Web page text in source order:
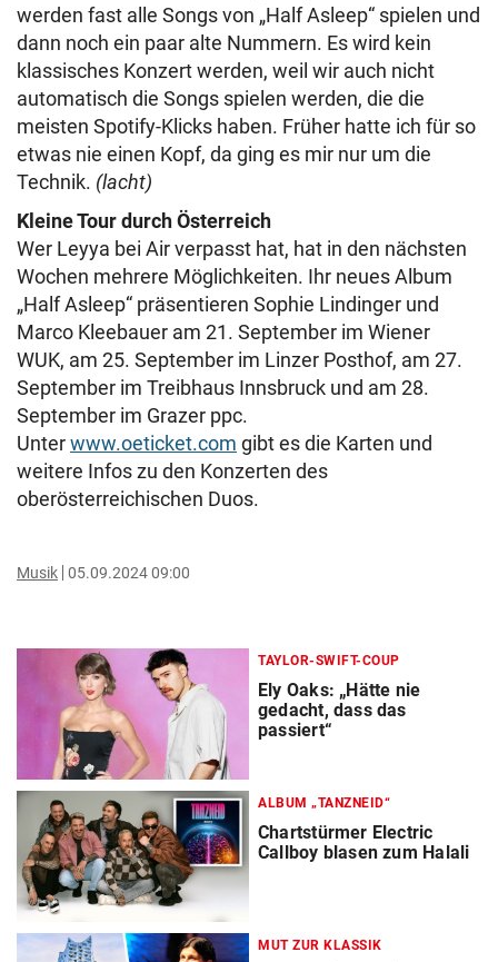
werden fast alle Songs von „Half Asleep“ spielen und
dann noch ein paar alte Nummern. Es wird kein
klassisches Konzert werden, weil wir auch nicht
automatisch die Songs spielen werden, die die
meisten Spotify-Klicks haben. Früher hatte ich für so
etwas nie einen Kopf, da ging es mir nur um die
Technik. (lacht)
Kleine Tour durch Österreich
Wer Leyya bei Air verpasst hat, hat in den nächsten
Wochen mehrere Möglichkeiten. Ihr neues Album
„Half Asleep“ präsentieren Sophie Lindinger und
Marco Kleebauer am 21. September im Wiener
WUK, am 25. September im Linzer Posthof, am 27.
September im Treibhaus Innsbruck und am 28.
September im Grazer ppc.
Unterwww.oeticket.com gibt es die Karten und
weitere Infos zu den Konzerten des
oberösterreichischen Duos.
Musik 05.09.2024 09:00
TAYLOR-SWIFT-COUP
Ely Oaks: „Hätte nie
gedacht, dass das
passiert“
ALBUM „TANZNEID“
Chartstürmer Electric
Callboy blasen zum Halali
MUT ZUR KLASSIK